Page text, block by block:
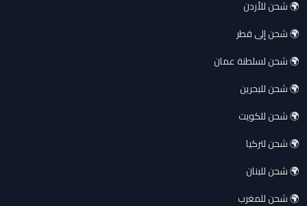
🌍 شحن للأردن
🌍 شحن إلى قطر
🌍 شحن لسلطنة عمان
🌍 شحن للبحرين
🌍 شحن للكويت
🌍 شحن لتركيا
🌍 شحن للبنان
🌍 شحن للمغرب